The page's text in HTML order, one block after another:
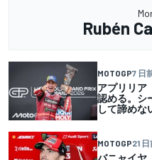
Rubén
MOTOGP7 日
アプリリア
認める。シ
して諦めな
MOTOGP21